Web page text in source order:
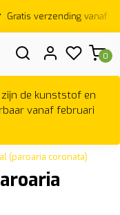
* m.u.v. broedkooien
0
de kunststof en
vanaf februari
(paroaria coronata)